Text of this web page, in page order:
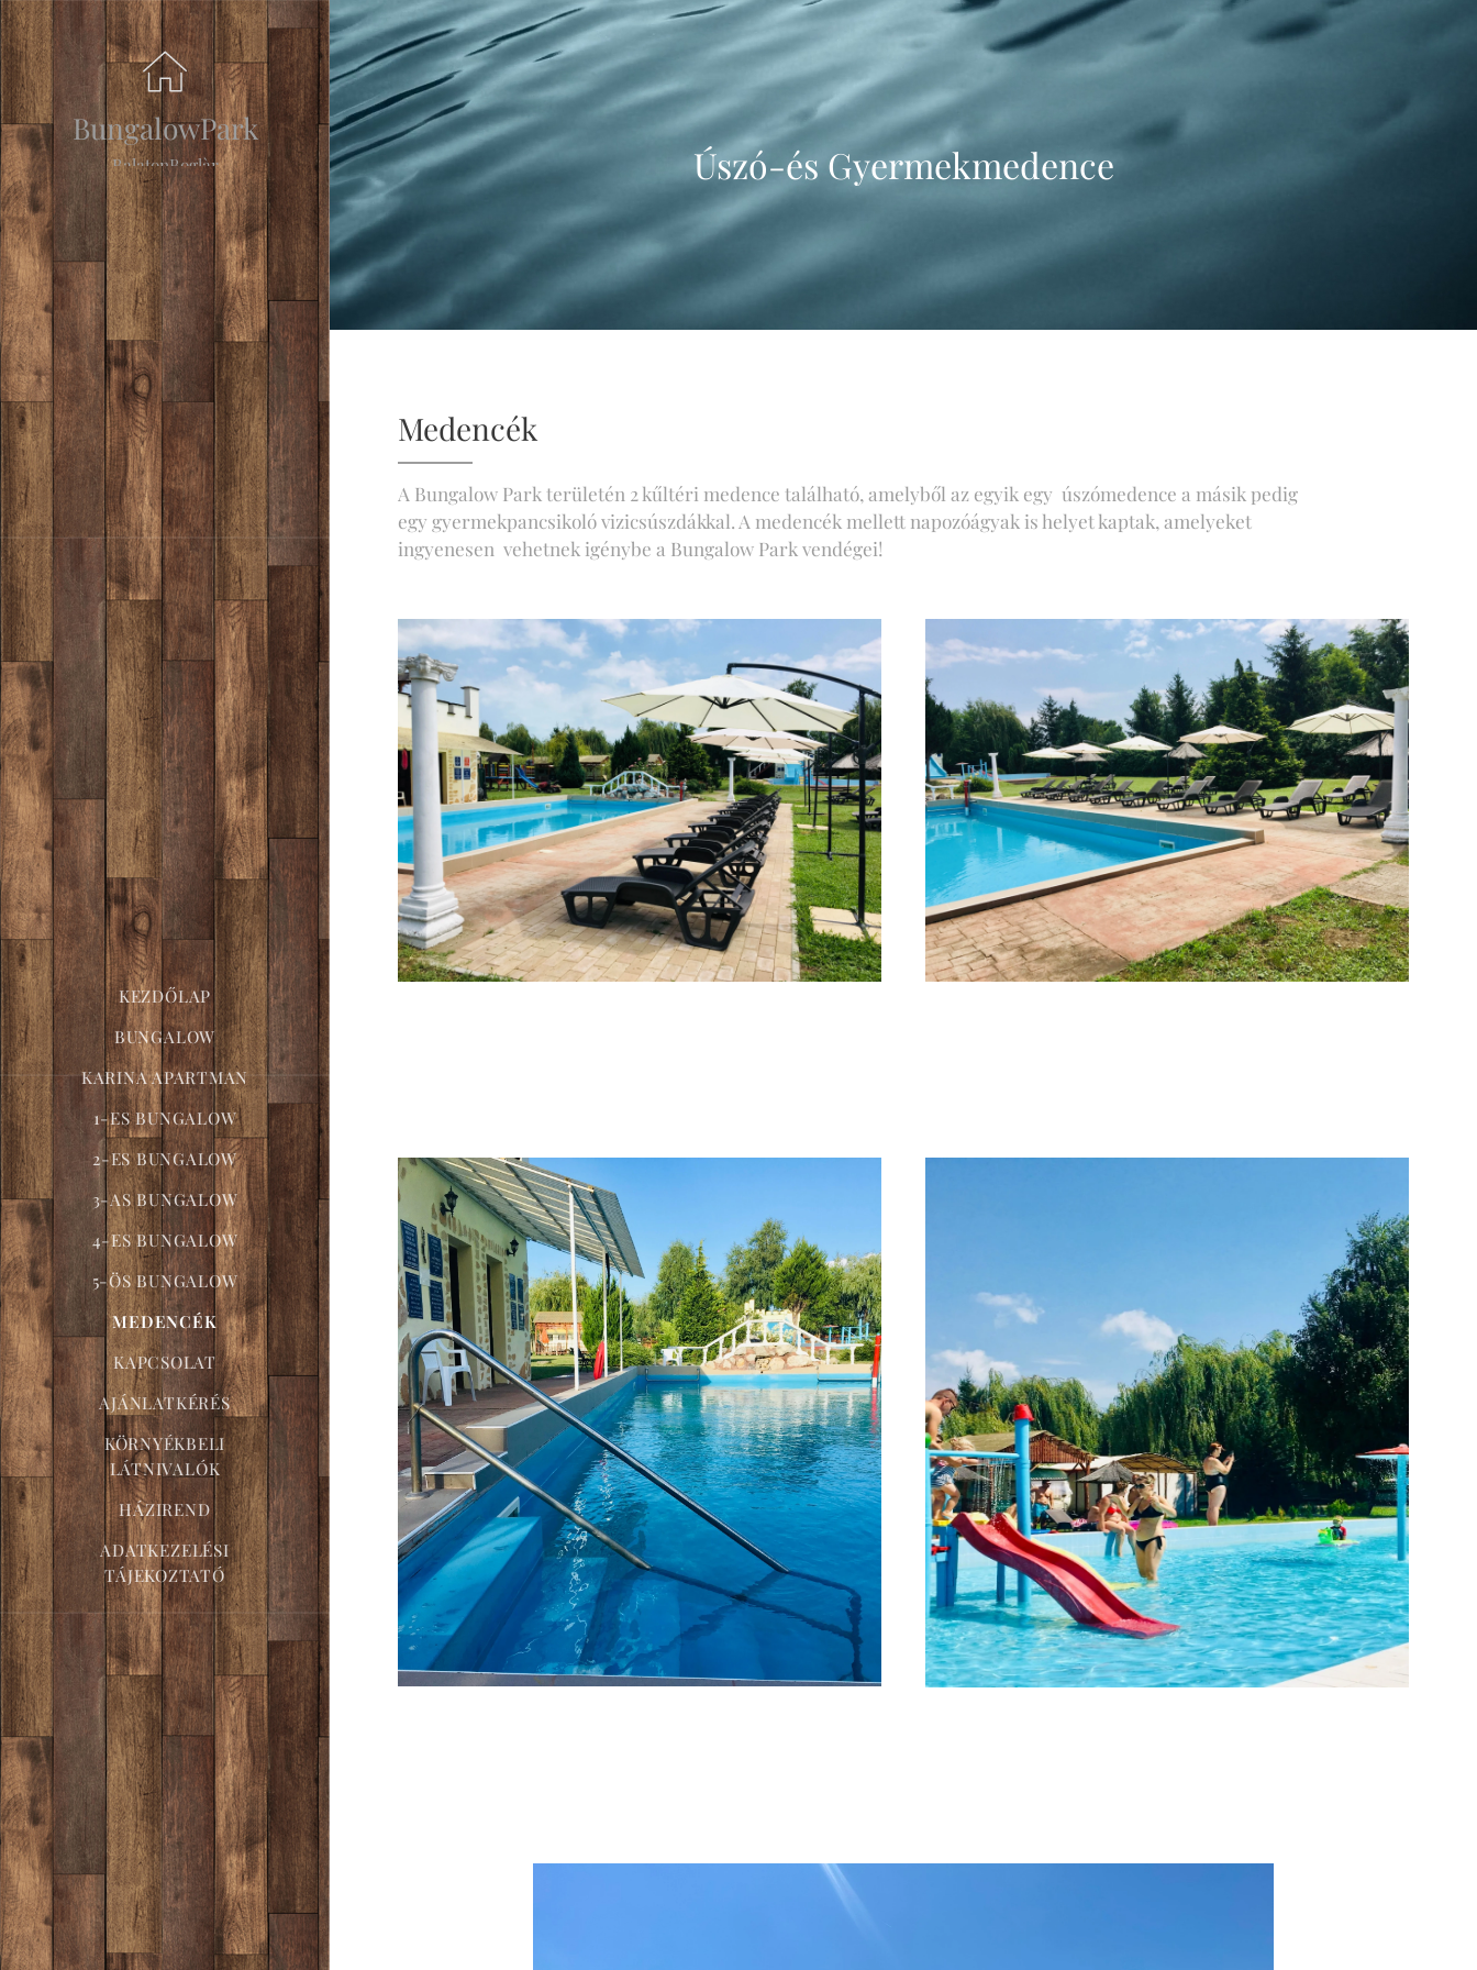
BungalowPark
BalatonBoglàr
KEZDŐLAP
BUNGALOW
KARINA APARTMAN
1-ES BUNGALOW
2-ES BUNGALOW
3-AS BUNGALOW
4-ES BUNGALOW
5-ÖS BUNGALOW
MEDENCÉK
KAPCSOLAT
AJÁNLATKÉRÉS
KÖRNYÉKBELI
LÁTNIVALÓK
HÁZIREND
ADATKEZELÉSI
TÁJEKOZTATÓ
Úszó-és Gyermekmedence
Medencék
A Bungalow Park területén 2 kűltéri medence található, amelyből az egyik egy úszómedence a másik pedig
egy gyermekpancsikoló vizicsúszdákkal. A medencék mellett napozóágyak is helyet kaptak, amelyeket
ingyenesen vehetnek igénybe a Bungalow Park vendégei!